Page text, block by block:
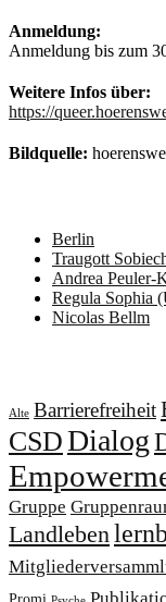
Anmeldung:
Anmeldung bis zum
Weitere Infos über:
https://
Bildquelle:
Berlin
Traugott
Andrea Peuler-
Regula Sophia
Nicolas Bellm
Alte Barrierefreiheit
CSDDialog
Gruppe
Landleben